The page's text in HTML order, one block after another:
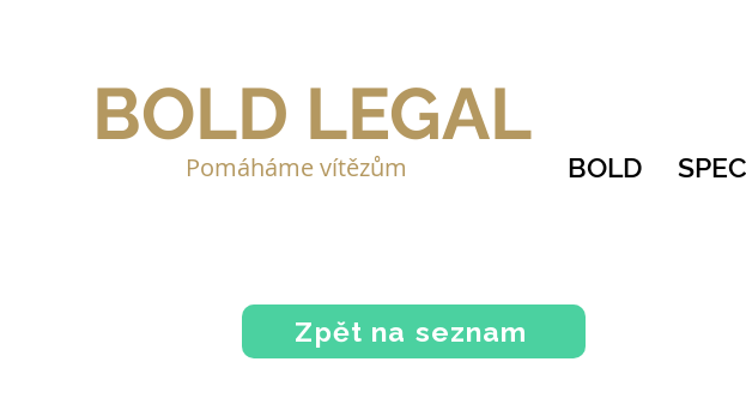
BOLD
BOLD LEGAL
Pomáháme vítězům
Zpět na seznam